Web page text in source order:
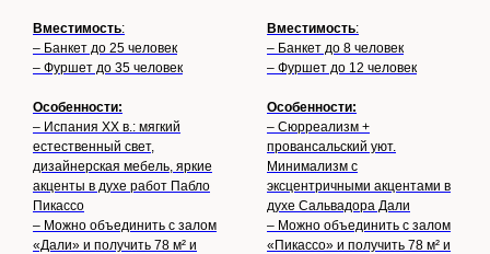
Вместимость:
– Банкет до 25 человек
– Фуршет до 35 человек
Особенности:
– Испания XX в.: мягкий
естественный свет,
дизайнерская мебель, яркие
акценты в духе работ Пабло
Пикассо
– Можно объединить с залом
«Дали» и получить 78 м² и
Вместимость:
– Банкет до 8 человек
– Фуршет до 12 человек
Особенности:
– Сюрреализм +
провансальский уют.
Минимализм с
эксцентричными акцентами в
духе Сальвадора Дали
– Можно объединить с залом
«Пикассо» и получить 78 м² и